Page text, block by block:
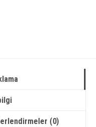
(0)